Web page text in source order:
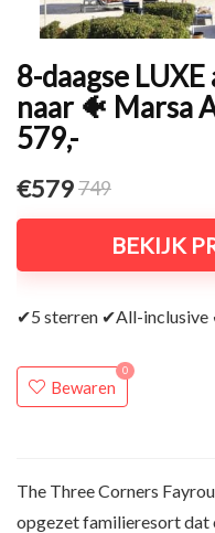
8-daagse
naar 🐠 Marsa
579,-
€579749
BEKIJK
✔5 sterren ✔All-inclusive
Bewaren
0
The Three Corners
opgezet familieresort dat